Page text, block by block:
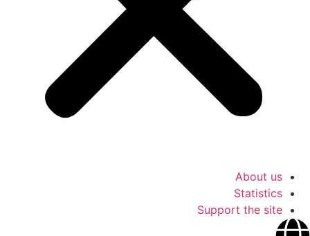
About us
Statistics
Support the site